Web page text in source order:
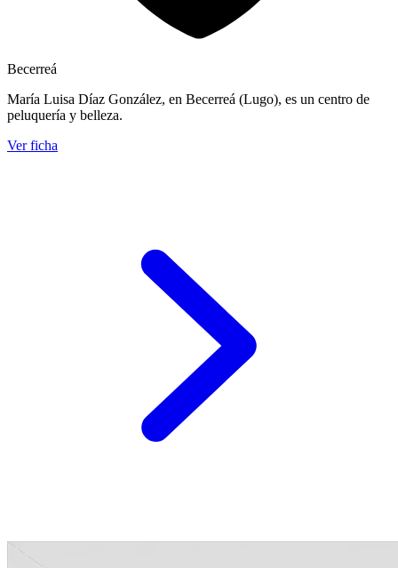
Becerreá
María Luisa Díaz González, en Becerreá (Lugo), es un centro de
peluquería y belleza.
Ver ficha